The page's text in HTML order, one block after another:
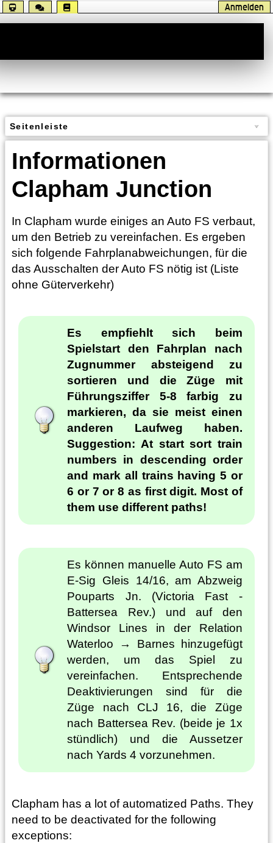
Anmelden
Seitenleiste
Informationen
Clapham Junction
In Clapham wurde einiges an Auto FS verbaut,
um den Betrieb zu vereinfachen. Es ergeben
sich folgende Fahrplanabweichungen, für die
das Ausschalten der Auto FS nötig ist (Liste
ohne Güterverkehr)
Es empfiehlt sich beim
Spielstart den Fahrplan nach
Zugnummer absteigend zu
sortieren und die Züge mit
Führungsziffer 5-8 farbig zu
markieren, da sie meist einen
anderen Laufweg haben.
Suggestion: At start sort train
numbers in descending order
and mark all trains having 5 or
6 or 7 or 8 as first digit. Most of
them use different paths!
Es können manuelle Auto FS am
E-Sig Gleis 14/16, am Abzweig
Pouparts Jn. (Victoria Fast -
Battersea Rev.) und auf den
Windsor Lines in der Relation
Waterloo → Barnes hinzugefügt
werden, um das Spiel zu
vereinfachen. Entsprechende
Deaktivierungen sind für die
Züge nach CLJ 16, die Züge
nach Battersea Rev. (beide je 1x
stündlich) und die Aussetzer
nach Yards 4 vorzunehmen.
Clapham has a lot of automatized Paths. They
need to be deactivated for the following
exceptions: